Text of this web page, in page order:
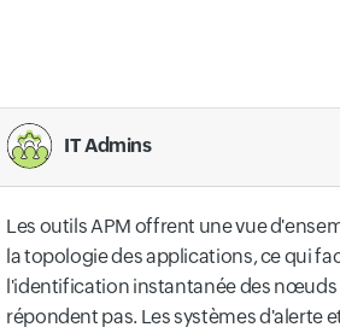
IT Admins
Les outils APM offrent une vue
la topologie des applications, ce qui
l'identification instantanée des nœuds
répondent pas. Les systèmes d'alerte